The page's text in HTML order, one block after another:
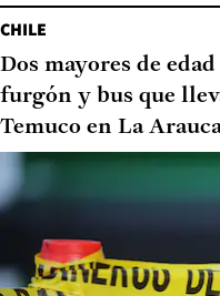
CHILE
Dos mayores de
furgón y bus que
Temuco en La